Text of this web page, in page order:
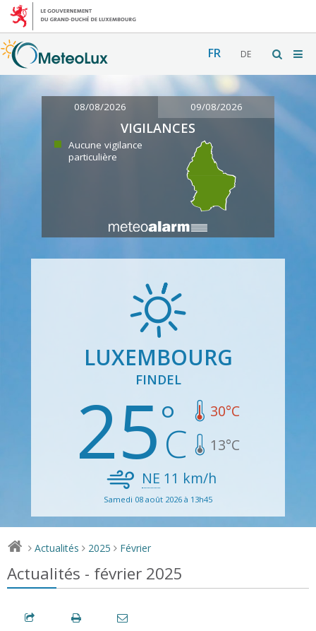
FR DE
08/08/2026 09/08/2026
VIGILANCES
Aucune vigilance
particulière
LUXEMBOURG
FINDEL
25 30°C
13°C
NE 11 km/h
Samedi 08 août 2026 à 13h45
> Actualités > 2025 > Février
Actualités - février 2025